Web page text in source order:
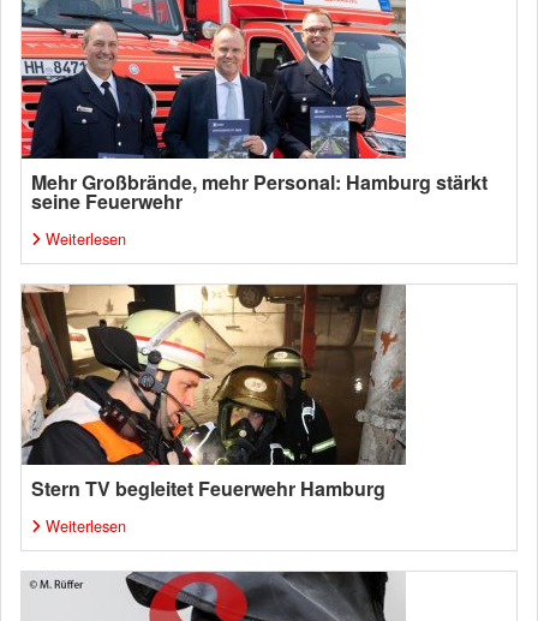
Mehr Großbrände, mehr Personal: Hamburg stärkt
seine Feuerwehr
Weiterlesen
Stern TV begleitet Feuerwehr Hamburg
Weiterlesen